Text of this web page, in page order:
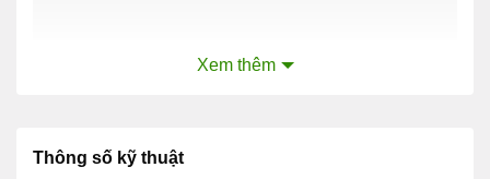
Bộ Định Tuyến Router Cisco ISR4321-SEC/K9
Xem thêm
Thông số kỹ thuật